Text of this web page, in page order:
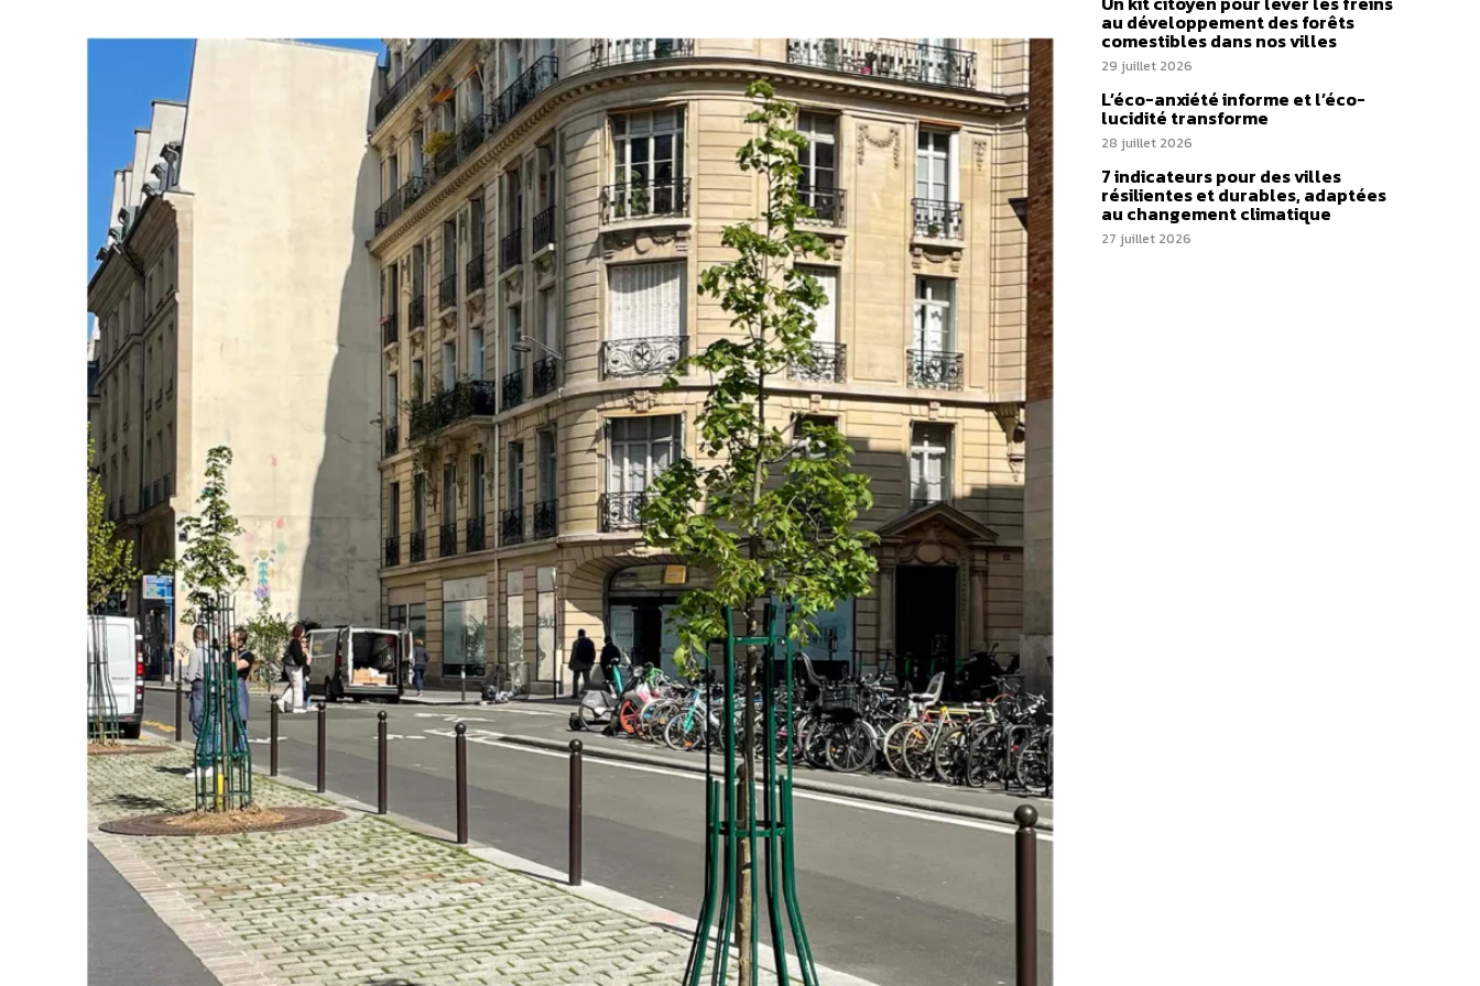
au développement des forêts
comestibles dans nos villes
29 juillet 2026
L’éco-anxiété informe et l’éco-
lucidité transforme
28 juillet 2026
7 indicateurs pour des villes
résilientes et durables, adaptées
au changement climatique
27 juillet 2026